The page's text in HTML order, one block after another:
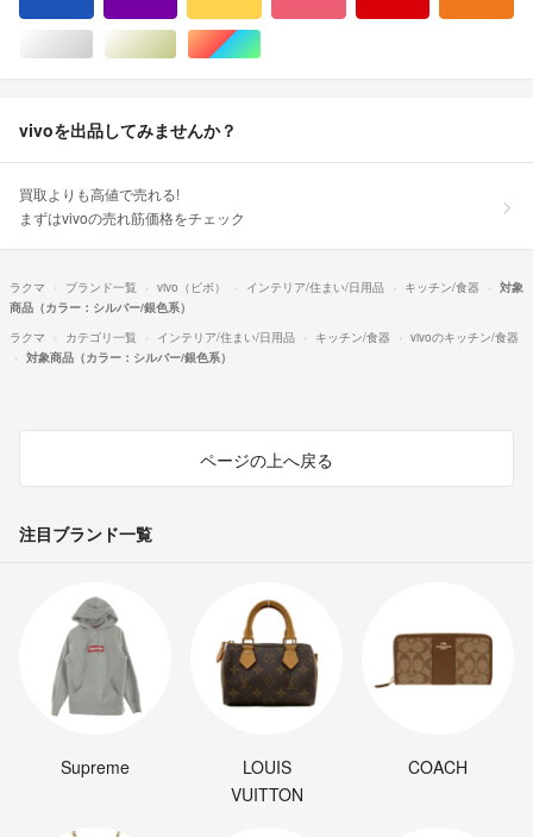
シルバー/銀色系ゴールド/金色系マルチカラー
vivoを出品してみませんか？
買取よりも高値で売れる!
まずはvivoの売れ筋価格をチェック
ラクマ ブランド一覧 vivo（ビボ） インテリア/住まい/日用品 キッチン/食器
対象
商品（カラー：シルバー/銀色系）
ラクマ
カテゴリ一覧 インテリア/住まい/日用品 キッチン/食器
vivoのキッチン/食器
対象商品（カラー：シルバー/銀色系）
ページの上へ戻る
注目ブランド一覧
Supreme
LOUIS
VUITTON
COACH